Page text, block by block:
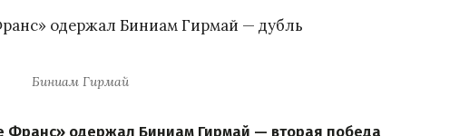
Биниам Гирмай
Франс» одержал Биниам Гирмай — вторая победа